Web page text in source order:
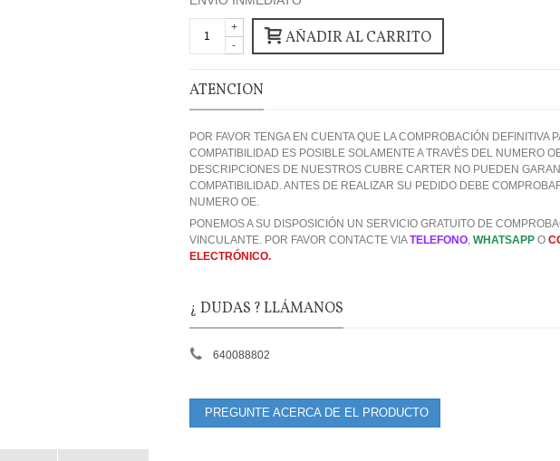
-
+
AÑADIR AL CARRITO
ATENCION
POR FAVOR TENGA EN CUENTA QUE LA COMPROBACIÓN DEFINITIVA
COMPATIBILIDAD ES POSIBLE SOLAMENTE A TRAVÉS DEL NUMERO
DESCRIPCIONES DE NUESTROS CUBRE CARTER NO PUEDEN
COMPATIBILIDAD. ANTES DE REALIZAR SU PEDIDO DEBE
NUMERO OE.
PONEMOS A SU DISPOSICIÓN UN SERVICIO GRATUITO DE
VINCULANTE. POR FAVOR CONTACTE VIATELEFONO, WHATSAPP O
ELECTRÓNICO.
¿ DUDAS ? LLÁMANOS
640088802
PREGUNTE ACERCA DE EL PRODUCTO